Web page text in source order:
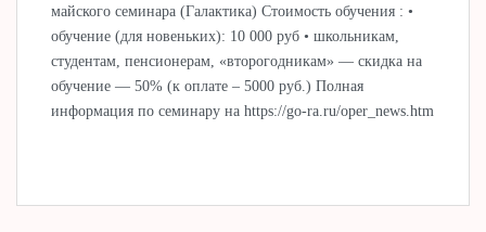
майского семинара (Галактика) Стоимость обучения : •
обучение (для новеньких): 10 000 руб • школьникам,
студентам, пенсионерам, «второгодникам» — скидка на
обучение — 50% (к оплате – 5000 руб.) Полная
информация по семинару на https://go-ra.ru/oper_news.htm